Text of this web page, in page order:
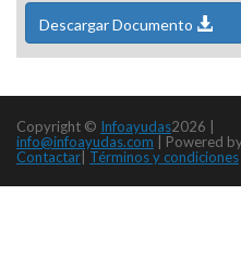
Descargar Documento
Copyright © Infoayudas2026 |
info@infoayudas.com
Powered
Contactar Términos y condiciones